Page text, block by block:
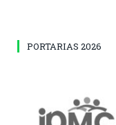
PORTARIAS 2026